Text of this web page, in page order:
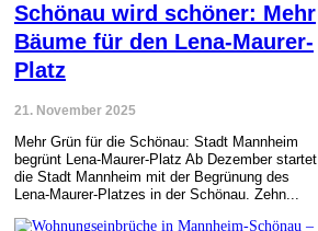
Schönau wird schöner: Mehr
Bäume für den Lena-Maurer-
Platz
21. November 2025
Mehr Grün für die Schönau: Stadt Mannheim
begrünt Lena-Maurer-Platz Ab Dezember startet
die Stadt Mannheim mit der Begrünung des
Lena-Maurer-Platzes in der Schönau. Zehn...